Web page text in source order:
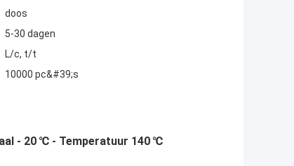
doos
5-30 dagen
L/c, t/t
10000 pc&#39;s
- 20 ℃ - Temperatuur 140 ℃